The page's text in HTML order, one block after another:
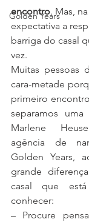
Golden Years
encontro. Mas,
expectativa a
barriga do casal
vez.
Muitas pessoas
cara-metade
primeiro
separamos
Marlene
agência de
Golden Years,
grande
casal que
conhecer:
– Procure